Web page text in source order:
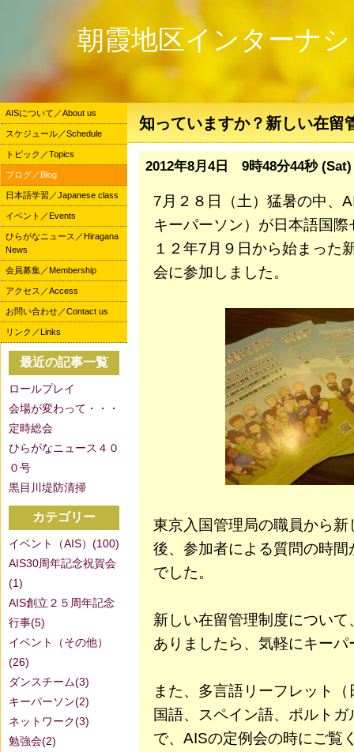
朝霞地区インターナ
知っていますか？新しい在留
2012年8月4日 9時48分44秒 (Sat)
7月２８日（土）猛暑の中、
キーパーソン）が日本語国
１２年7月９日から始まった
会に参加しました。
東京入国管理局の職員から
後、参加者による質問の時
でした。
新しい在留管理制度につい
ありましたら、気軽にキー
また、多言語リーフレット
国語、スペイン語、ポルト
で、AISの定例会の時にご覧
AISについて／About us
スケジュール／Schedule
トピック／Topics
ブログ／Blog
日本語学習／Japanese class
イベント／Events
ひらがなニュース／Hiragana
News
会員募集／Membership
アクセス／Access
お問い合わせ／Contact us
リンク／Links
最近の記事一覧
ロールプレイ
会場が変わって・・・
定時総会
ひらがなニュース４０
０号
黒目川堤防清掃
カテゴリー
イベント（AIS）(100)
AIS30周年記念祝賀会
(1)
AIS創立２５周年記念
行事(5)
イベント（その他）
(26)
ダンスチーム(3)
キーパーソン(2)
ネットワーク(3)
勉強会(2)